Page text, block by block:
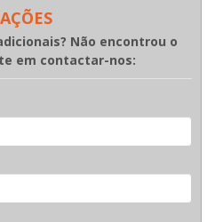
Não encontrou o
em contactar-nos: